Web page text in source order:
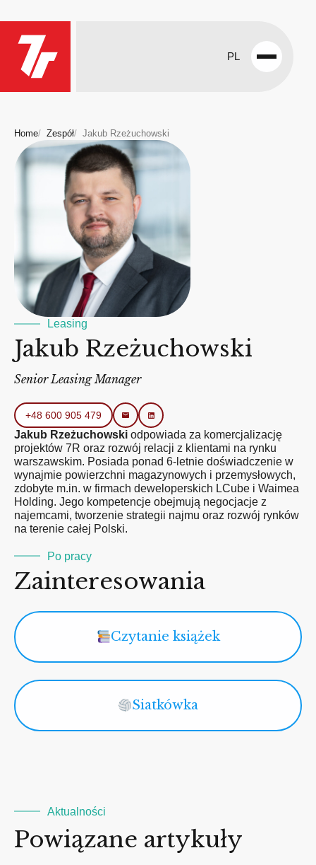
PL
Open
Home Zespół Jakub Rzeżuchowski
Leasing
Jakub Rzeżuchowski
Senior Leasing Manager
+48 600 905 479
Jakub Rzeżuchowski odpowiada za komercjalizację
projektów 7R oraz rozwój relacji z klientami na rynku
warszawskim. Posiada ponad 6-letnie doświadczenie w
wynajmie powierzchni magazynowych i przemysłowych,
zdobyte m.in. w firmach deweloperskich LCube i Waimea
Holding. Jego kompetencje obejmują negocjacje z
najemcami, tworzenie strategii najmu oraz rozwój rynków
na terenie całej Polski.
Po pracy
Zainteresowania
Czytanie książek
Siatkówka
Aktualności
Powiązane artykuły